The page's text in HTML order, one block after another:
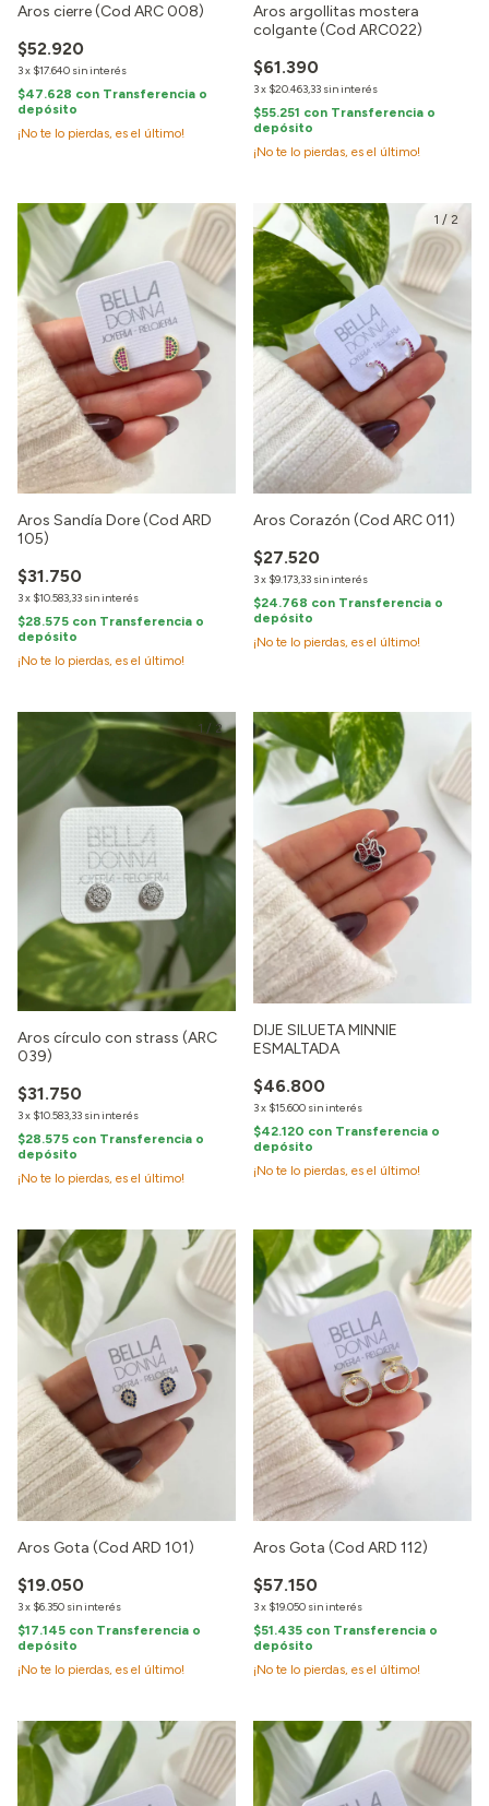
Aros cierre (Cod ARC 008)
$52.920
3x $17.640 sin interés
$47.628 con Transferencia o
depósito
¡No te lo pierdas, es el último!
Aros argollitas mostera
colgante (Cod ARC022)
$61.390
3x $20.463,33 sin interés
$55.251 con Transferencia o
depósito
¡No te lo pierdas, es el último!
Aros Sandía Dore (Cod ARD
105)
$31.750
3x $10.583,33 sin interés
$28.575 con Transferencia o
depósito
¡No te lo pierdas, es el último!
1 / 2
Aros Corazón (Cod ARC 011)
$27.520
3x $9.173,33 sin interés
$24.768 con Transferencia o
depósito
¡No te lo pierdas, es el último!
1 / 2
Aros círculo con strass (ARC
039)
$31.750
3x $10.583,33 sin interés
$28.575 con Transferencia o
depósito
¡No te lo pierdas, es el último!
DIJE SILUETA MINNIE
ESMALTADA
$46.800
3x $15.600 sin interés
$42.120 con Transferencia o
depósito
¡No te lo pierdas, es el último!
Aros Gota (Cod ARD 101)
$19.050
3x $6.350 sin interés
$17.145 con Transferencia o
depósito
¡No te lo pierdas, es el último!
Aros Gota (Cod ARD 112)
$57.150
3x $19.050 sin interés
$51.435 con Transferencia o
depósito
¡No te lo pierdas, es el último!